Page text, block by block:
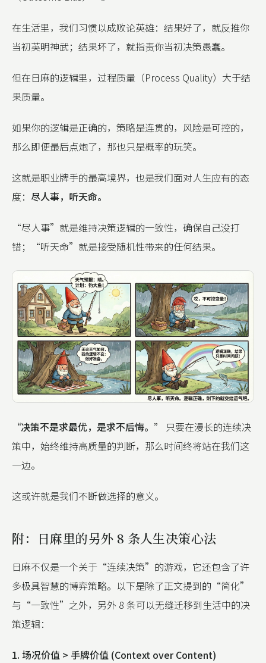
在生活里，我们习惯以成败论英雄：结果好了，就反推你
当初英明神武；结果坏了，就指责你当初决策愚蠢。
但在日麻的逻辑里，过程质量（Process Quality）大于结
果质量。
如果你的逻辑是正确的，策略是连贯的，风险是可控的，
那么即便最后点炮了，那也只是概率的玩笑。
这就是职业牌手的最高境界，也是我们面对人生应有的态
度： 尽人事，听天命。
“尽人事”就是维持决策逻辑的一致性，确保自己没打
错；“听天命”就是接受随机性带来的任何结果。
“决策不是求最优，是求不后悔。”
只要在漫长的连续决
策中，始终维持高质量的判断，那么时间终将站在我们这
一边。
这或许就是我们不断做选择的意义。
附：日麻里的另外 8 条人生决策心法
日麻不仅是一个关于“连续决策”的游戏，它还包含了许
多极具智慧的博弈策略。以下是除了正文提到的“简化”
与“一致性”之外，另外 8 条可以无缝迁移到生活中的决
策逻辑：
1. 场况价值 > 手牌价值 (Context over Content)